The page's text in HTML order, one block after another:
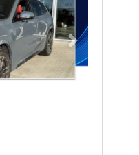
Next